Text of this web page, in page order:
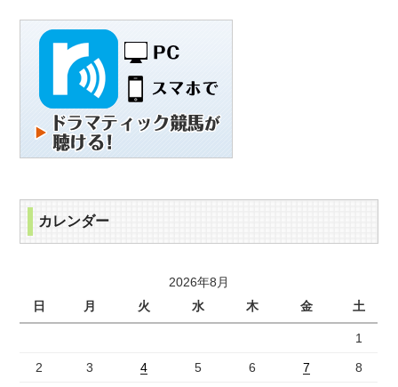
カレンダー
2026年8月
日
月 火 水 木 金 土
1
2 3 4 5 6 7 8